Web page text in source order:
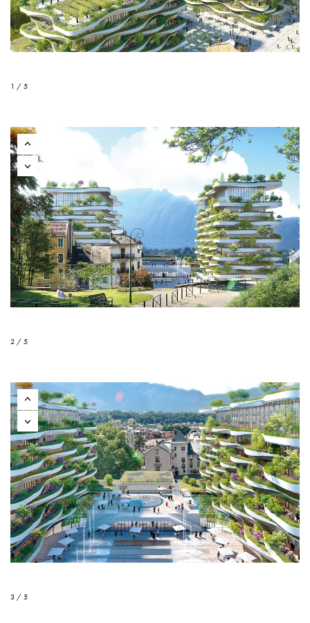
1 / 5
2 / 5
3 / 5